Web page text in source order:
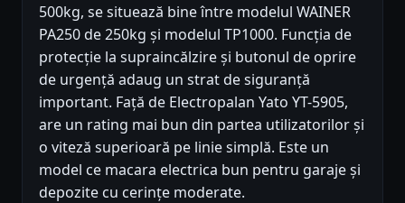
500kg, se situează bine între modelul WAINER
PA250 de 250kg și modelul TP1000. Funcția de
protecție la supraincălzire și butonul de oprire
de urgență adaug un strat de siguranță
important. Față de Electropalan Yato YT-5905,
are un rating mai bun din partea utilizatorilor și
o viteză superioară pe linie simplă. Este un
model ce macara electrica bun pentru garaje și
depozite cu cerințe moderate.